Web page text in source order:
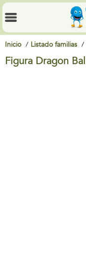
Inicio Listado familias
Figura Dragon